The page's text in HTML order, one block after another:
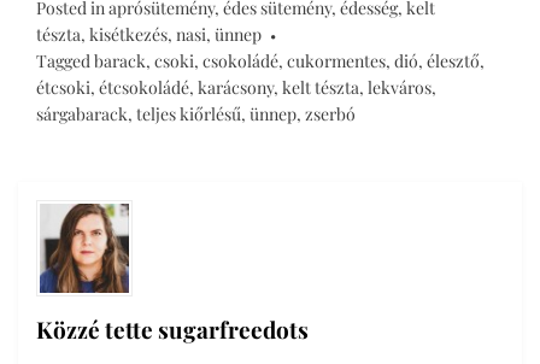
Posted inaprósütemény, édes sütemény, édesség, kelt
tészta, kisétkezés, nasi, ünnep
Taggedbarack, csoki, csokoládé, cukormentes, dió, élesztő,
étcsoki, étcsokoládé, karácsony, kelt tészta, lekváros,
sárgabarack, teljes kiőrlésű, ünnep, zserbó
Közzé tettesugarfreedots